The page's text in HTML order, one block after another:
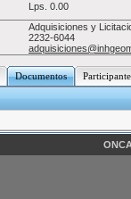
Lps. 0.00
Adquisiciones y
2232-6044
Documentos